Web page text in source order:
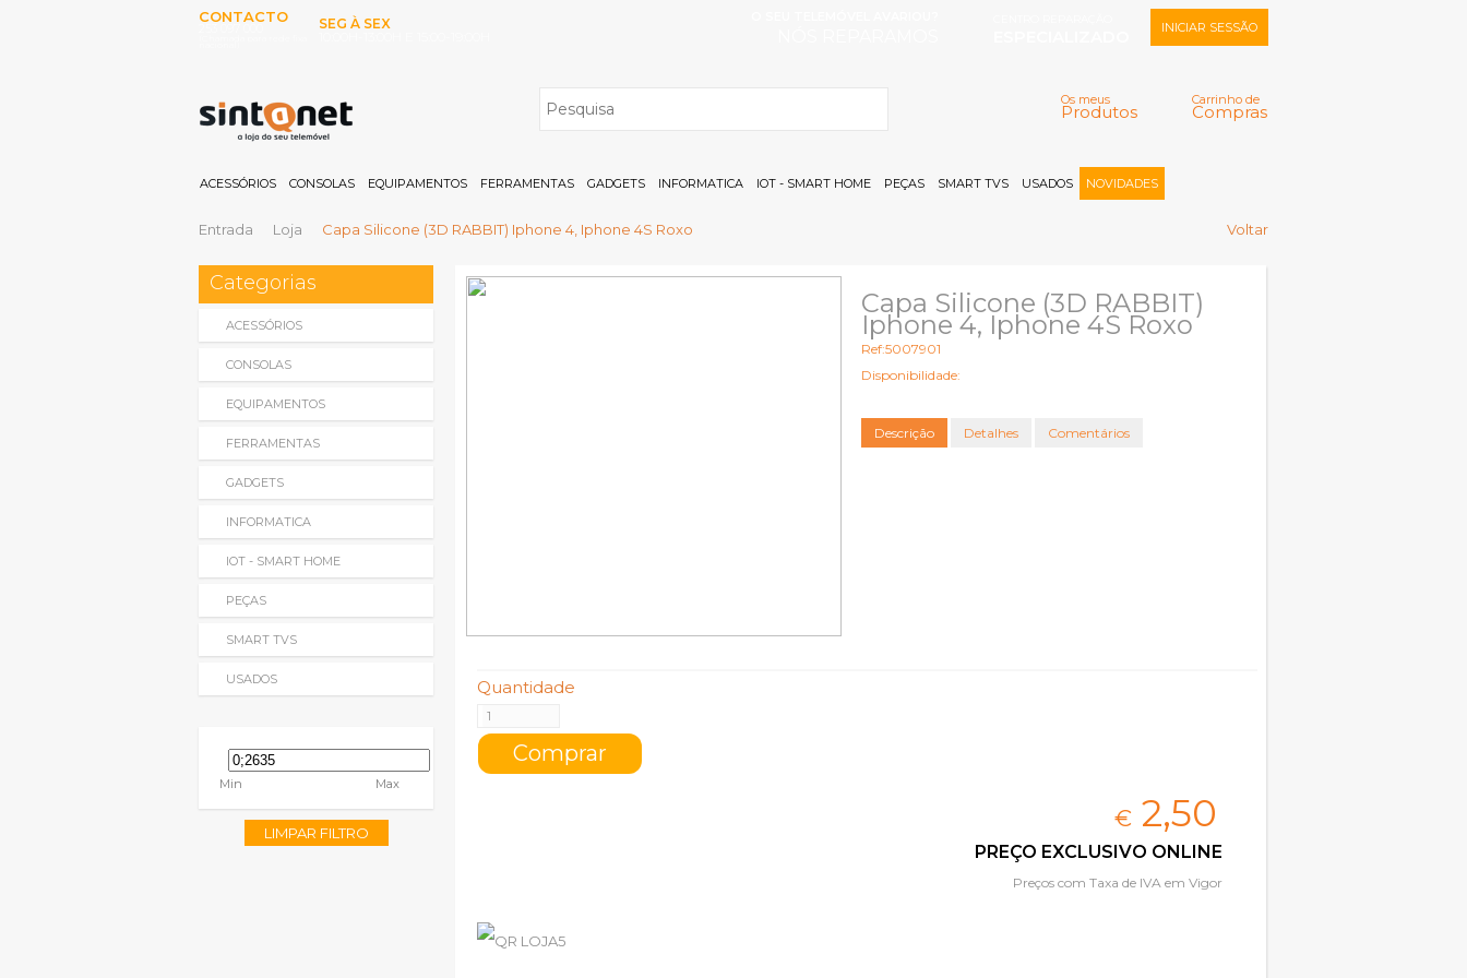
CONTACTO
SEG À SEX
Carrinho de
Compras
Os meus
Produtos
INICIAR SESSÃO
Memorizar
Registar |
ACESSÓRIOS CONSOLAS EQUIPAMENTOS FERRAMENTAS GADGETS INFORMATICA IOT - SMART HOME PEÇAS SMART TVS USADOS NOVIDADES
Entrada Loja Capa Silicone (3D RABBIT) Iphone 4, Iphone 4S Roxo Voltar
Categorias
ACESSÓRIOS
CONSOLAS
EQUIPAMENTOS
FERRAMENTAS
GADGETS
INFORMATICA
IOT - SMART HOME
PEÇAS
SMART TVS
USADOS
Min Max
LIMPAR FILTRO
Capa Silicone (3D RABBIT)
Iphone 4, Iphone 4S Roxo
Ref:5007901
Disponibilidade:
Descrição Detalhes Comentários
Quantidade
€ 2,50
PREÇO EXCLUSIVO ONLINE
Preços com Taxa de IVA em Vigor